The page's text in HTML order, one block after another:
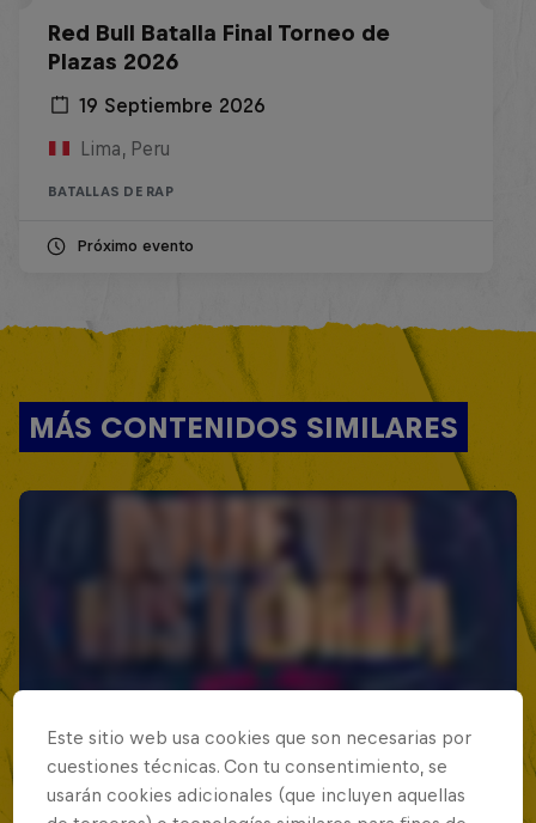
Red Bull Batalla Final Torneo de
Plazas 2026
19 Septiembre 2026
Lima, Peru
BATALLAS DE RAP
Próximo evento
MÁS CONTENIDOS SIMILARES
Este sitio web usa cookies que son necesarias por
cuestiones técnicas. Con tu consentimiento, se
usarán cookies adicionales (que incluyen aquellas